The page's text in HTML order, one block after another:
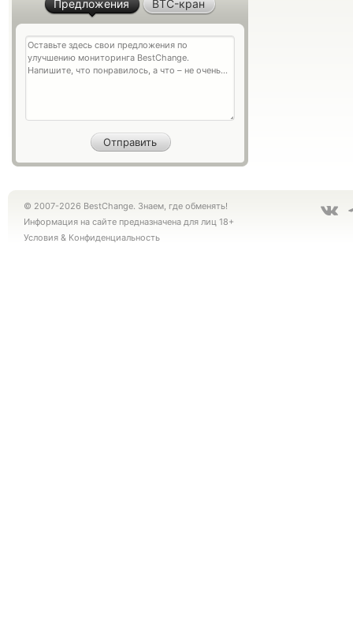
Предложения BTC-кран
© 2007-2026 BestChange. Знаем, где обменять!
Информация на сайте предназначена для лиц 18+
Условия & Конфиденциальность